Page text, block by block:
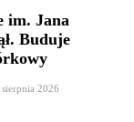
im. Jana
Buduje
2026